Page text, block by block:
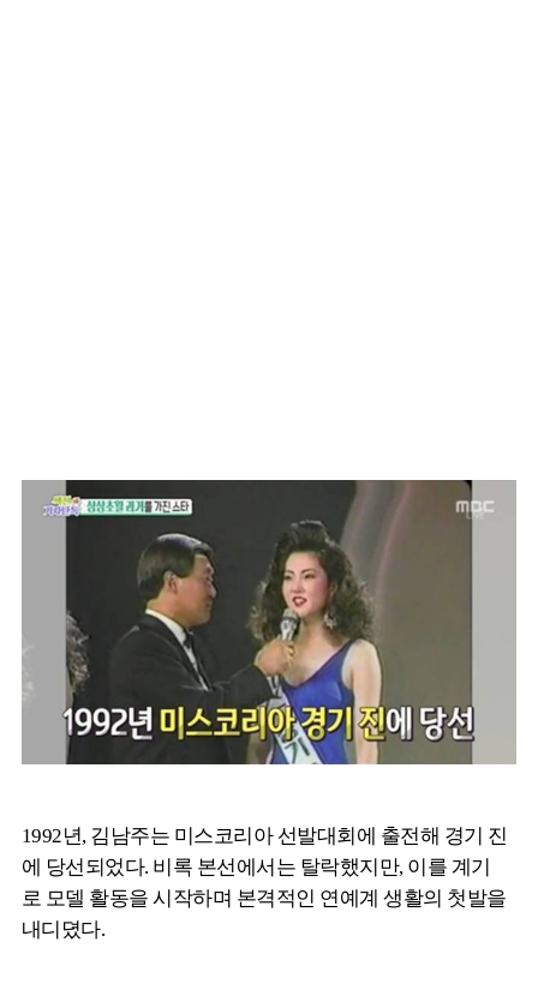
1992년, 김남주는 미스코리아 선발대회에 출전해 경기 진
에 당선되었다. 비록 본선에서는 탈락했지만, 이를 계기
로 모델 활동을 시작하며 본격적인 연예계 생활의 첫발을
내디뎠다.